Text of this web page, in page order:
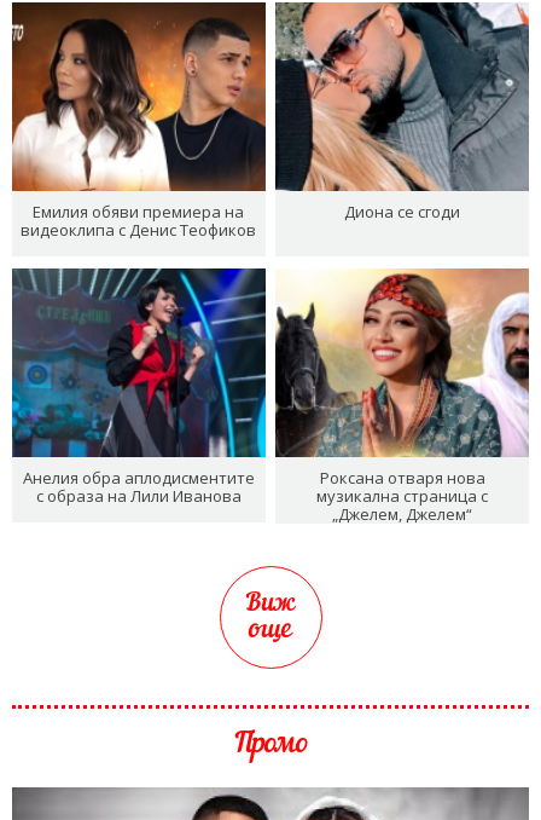
Емилия обяви премиера на
видеоклипа с Денис Теофиков
Диона се сгоди
Анелия обра аплодисментите
с образа на Лили Иванова
Роксана отваря нова
музикална страница с
„Джелем, Джелем“
Виж
още
Промо